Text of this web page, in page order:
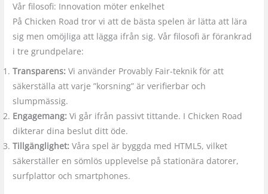
Vår filosofi: Innovation möter enkelhet
På Chicken Road tror vi att de bästa spelen är lätta att lära
sig men omöjliga att lägga ifrån sig. Vår filosofi är förankrad
i tre grundpelare:
Transparens: Vi använder Provably Fair-teknik för att
säkerställa att varje ”korsning” är verifierbar och
slumpmässig.
Engagemang: Vi går ifrån passivt tittande. I Chicken Road
dikterar dina beslut ditt öde.
Tillgänglighet: Våra spel är byggda med HTML5, vilket
säkerställer en sömlös upplevelse på stationära datorer,
surfplattor och smartphones.